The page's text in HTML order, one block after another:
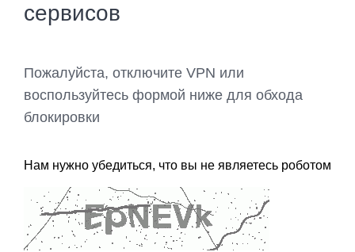
сервисов
Пожалуйста, отключите VPN или
воспользуйтесь формой ниже для обхода
блокировки
Нам нужно убедиться, что вы не являетесь роботом